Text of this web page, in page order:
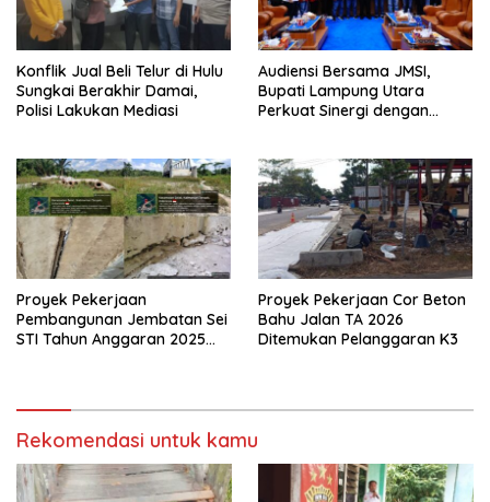
Konflik Jual Beli Telur di Hulu
Sungkai Berakhir Damai,
Polisi Lakukan Mediasi
Audiensi Bersama JMSI,
Bupati Lampung Utara
Perkuat Sinergi dengan
Proyek Pekerjaan
Pembangunan Jembatan Sei
STI Tahun Anggaran 2025
Proyek Pekerjaan Cor Beton
Bahu Jalan TA 2026
Ditemukan Pelanggaran K3
Rekomendasi untuk kamu